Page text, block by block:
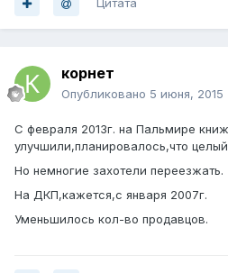
Цитата
корнет
Опубликовано 5 июня, 2015
С февраля 2013г. на Пальмире
улучшили,планировалось,что
Но немногие захотели переезжать.
На ДКП,кажется,с января 2007г.
Уменьшилось кол-во продавцов.